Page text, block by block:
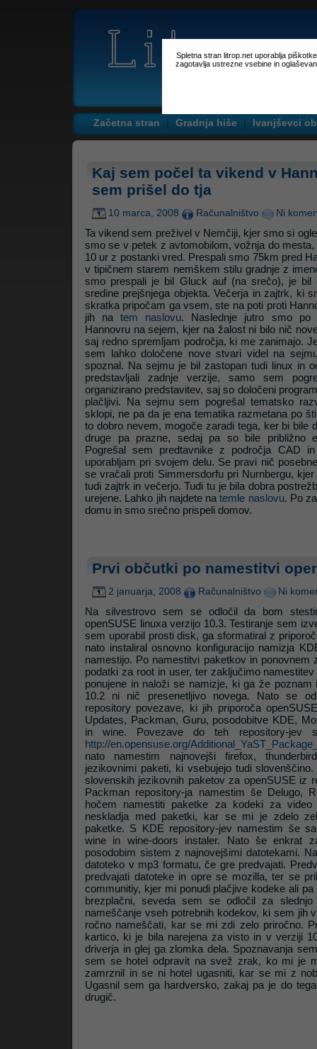
Spletna stran litrop.net uporablja
zagotavlja ustrezne vsebine in
Litrop.net
Začetna stran Gradnja hiše Ivanjševci
Kaj sem počel ta vikend v
sem prišel do tja
10 marca, 2008 Računalništvo Ni
Ta vikend sem preživel v Nemčiji, kjer smo si
smo se v petek z avtomobilom, vožnja do
10 ur z postanki vred. Prespali smo 75km pred
v tipičnem starem nemškem stilu gradnje z
smo prespali je bil Gluck auf (na srečo), je bil
sredine prejšnjega objekta. Večerja in zajtrk, ki
skratka pripočam ga vsem, ste na poti proti
jih natem naslovu. Naslednje jutro smo po
Hannovru na sejem, kjer na žalost ni bilo nič
saj redno spremljam področja, ki me zanimajo.
sem lahko določene nove stvari videl na
spoznal. Na sejmu je bil zastopan tudi linux in
predstavljali zadnje verzije, samo sem
organizirano predstavitev, saj so določeni
plačljivi. Na sejmu sem pogrešal tematsko
sklopi, ne pa da je ena tematika razmetana po
to dobro nevem, mogoče zaradi tega, ker bi bile
druge pa prazne, sedaj pa so bile približno
Pogrešal sem predtavnike z področja CAD
uporabljam pri svojem delu. Se pravi nič
se vračali proti Simmersdorfu pri Nurnbergu,
tudi zajtrk in večerjo. Tudi tu je bila dobra
urejene. Lahko jih najdete natemle naslovu. Po
domu in smo srečno prispeli domov.
Prvi občutki po namestitvi
2 januarja, 2008 Računalništvo Ni
Na silvestrovo sem se odločil da bom
openSUSE linuxa verzijo 10.3. Testiranje sem
sem uporabil prosti disk, ga sformatiral z
nato instaliral osnovno konfiguracijo namizja
namestijo. Po namestitvi paketkov in ponovnem
podatki za root in user, ter zaključimo
ponujene in naloži se namizje, ki ga že
10.2 ni nič presenetljivo novega. Nato se
repository povezave, ki jih priporoča
Updates, Packman, Guru, posodobitve KDE,
in wine. Povezave do teh repository-jev
http://en.opensuse.org/
nato namestim najnovejši firefox,
jezikovnimi paketi, ki vsebujejo tudi
slovenskih jezikovnih paketov za openSUSE iz
Packman repository-ja namestim še Delugo,
hočem namestiti paketke za kodeki za
neskladja med paketki, kar se mi je zdelo
paketke. S KDE repository-jev namestim še
wine in wine-doors instaler. Nato še enkrat
posodobim sistem z najnovejšimi datotekami.
datoteko v mp3 formatu, če gre predvajati.
predvajati datoteke in opre se mozilla, ter se
communitiy, kjer mi ponudi plačjive kodeke ali
brezplačni, seveda sem se odločil za
nameščanje vseh potrebnih kodekov, ki sem jih
ročno nameščati, kar se mi zdi zelo priročno.
kartico, ki je bila narejena za visto in v verziji
driverja in glej ga zlomka dela. Spoznavanja
sem se hotel odpravit na svež zrak, ko mi je
zamrznil in se ni hotel ugasniti, kar se mi z
Ugasnil sem ga hardversko, zakaj pa je do
drugič.